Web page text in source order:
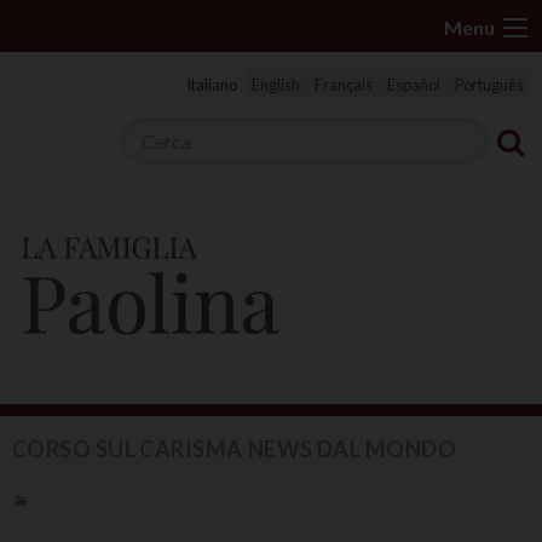
k
t
Menu
Italiano English Français Español Português